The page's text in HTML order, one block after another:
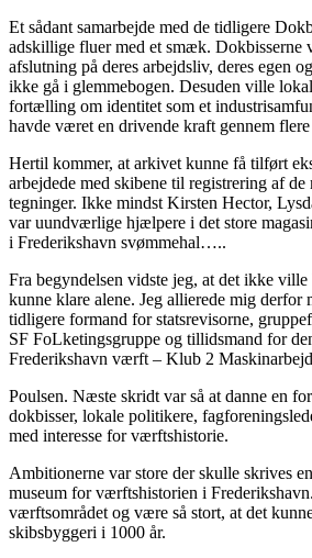
Et sådant samarbejde med de tidligere
adskillige fluer med et smæk. Dokbisserne
afslutning på deres arbejdsliv, deres egen
ikke gå i glemmebogen. Desuden ville
fortælling om identitet som et
havde været en drivende kraft gennem flere
Hertil kommer, at arkivet kunne få tilført
arbejdede med skibene til registrering af
tegninger. Ikke mindst Kirsten Hector,
var uundværlige hjælpere i det store
i Frederikshavn svømmehal…..
Fra begyndelsen vidste jeg, at det ikke
kunne klare alene. Jeg allierede mig derfor
tidligere formand for statsrevisorne,
SF FoLketingsgruppe og tillidsmand for
Frederikshavn værft – Klub 2
Poulsen. Næste skridt var så at danne en
dokbisser, lokale politikere,
med interesse for værftshistorie.
Ambitionerne var store der skulle skrives
museum for værftshistorien i
værftsområdet og være så stort, at det
skibsbyggeri i 1000 år.